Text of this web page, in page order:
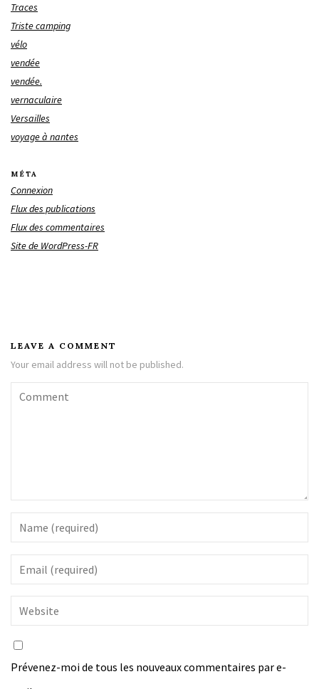
Traces
Triste camping
vélo
vendée
vendée.
vernaculaire
Versailles
voyage à nantes
MÉTA
Connexion
Flux des publications
Flux des commentaires
Site de WordPress-FR
LEAVE A COMMENT
Your email address will not be published.
Prévenez-moi de tous les nouveaux commentaires par e-